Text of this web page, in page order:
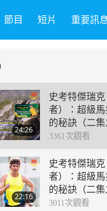
節目 短片 重要訊
24:26
史考特傑瑞
者）：超級
的秘訣（二集
3361 次觀看
22:16
史考特傑瑞
者）：超級
的秘訣（二集
3011次觀看